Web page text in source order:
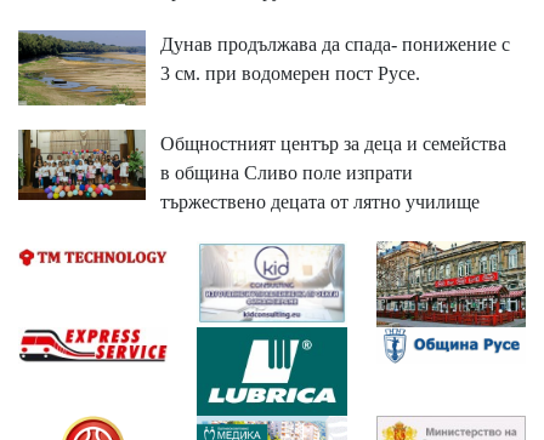
Дунав продължава да спада- понижение с
3 см. при водомерен пост Русе.
Общностният център за деца и семейства
в община Сливо поле изпрати
тържествено децата от лятно училище